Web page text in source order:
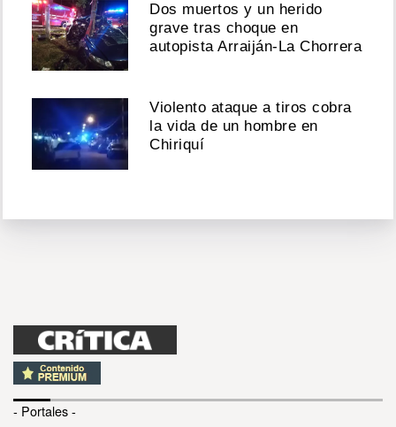
Dos muertos y un herido
grave tras choque en
autopista Arraiján-La Chorrera
Violento ataque a tiros cobra
la vida de un hombre en
Chiriquí
- Portales -